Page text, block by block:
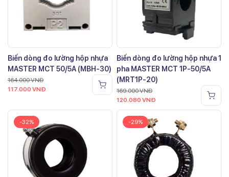
Biến dòng đo lường hộp nhựa
MASTER MCT 50/5A (MBH-30)
164.000VNĐ
117.000 VNĐ
Biến dòng đo lường hộp nhựa 1
pha MASTER MCT 1P-50/5A
(MRT1P-20)
169.000VNĐ
120.080 VNĐ
-32% -29%